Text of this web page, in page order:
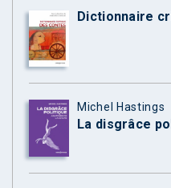
Dictionnaire
Michel Hastings
La disgrâce